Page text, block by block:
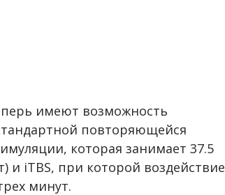
имеют возможность
повторяющейся
которая занимает 37.5
и iTBS, при которой воздействие
минут.